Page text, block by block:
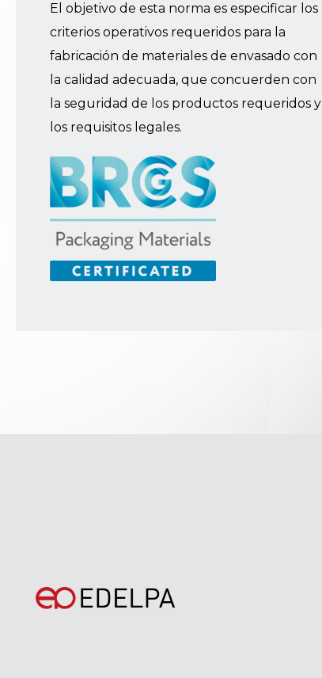
El objetivo de esta norma es especificar los
criterios operativos requeridos para la
fabricación de materiales de envasado con
la calidad adecuada, que concuerden con
la seguridad de los productos requeridos y
los requisitos legales.